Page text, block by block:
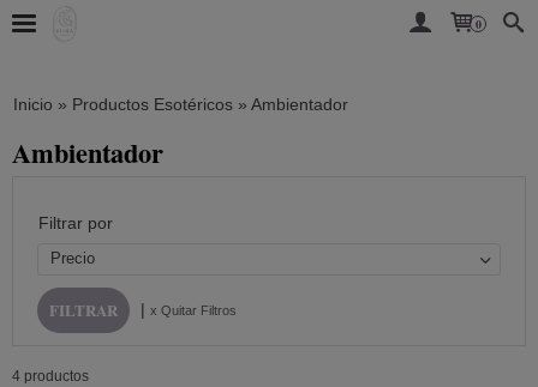
0
Inicio » Productos Esotéricos » Ambientador
Ambientador
Filtrar por
Precio
| x Quitar Filtros
4 productos